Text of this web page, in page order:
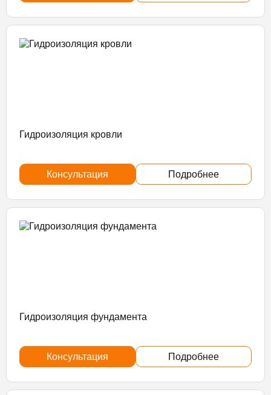
Гидроизоляция кровли
Консультация Подробнее
Гидроизоляция фундамента
Консультация Подробнее